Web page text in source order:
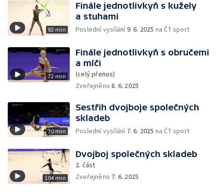
82 min
Finále jednotlivkyň s kužely
a stuhami
Poslední vysílání9. 6. 2025 na ČT sport
72 min
Finále jednotlivkyň s obručemi
a míči
(celý přenos)
Zveřejněno8. 6. 2025
30 min
Sestřih dvojboje společných
skladeb
Poslední vysílání 7. 6. 2025 na ČT sport
104 min
Dvojboj společných skladeb
2. část
Zveřejněno 7. 6. 2025